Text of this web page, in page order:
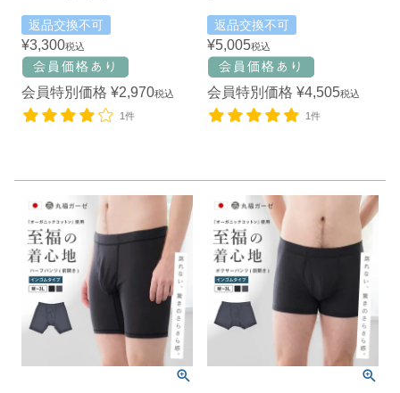
返品交換不可
¥3,300税込
会員特別価格 ¥2,970税込
1件
返品交換不可
¥5,005税込
会員特別価格 ¥4,505税込
1件